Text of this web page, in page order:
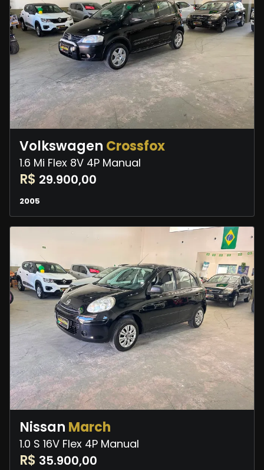
Volkswagen Crossfox
1.6 Mi Flex 8V 4P Manual
R$ 29.900,00
2005
Nissan March
1.0 S 16V Flex 4P Manual
R$ 35.900,00